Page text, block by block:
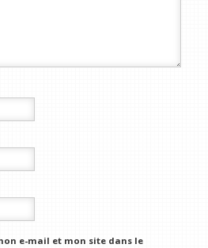
e-mail et mon site dans le